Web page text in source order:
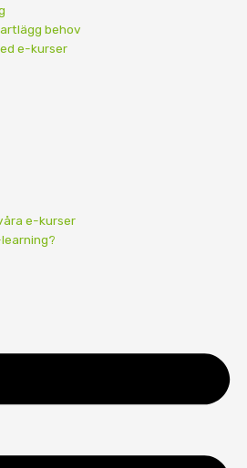
behov
e-kurser
e-kurser